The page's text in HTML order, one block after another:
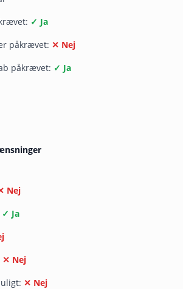
✓ Ja
påkrævet: ✕ Nej
påkrævet: ✓ Ja
Nej
✓ Ja
✕ Nej
✕ Nej